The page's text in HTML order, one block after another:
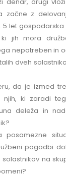
začne z
5 let
jih mora
nepotreben in
dveh
da je izmed
ki zaradi
deleža in
pogodbi
na